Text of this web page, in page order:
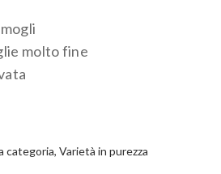
molto fine
categoria, Varietà in purezza